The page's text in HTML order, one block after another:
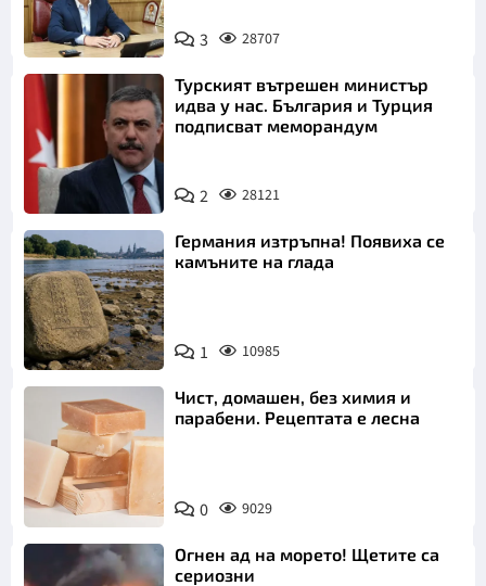
3 28707
Турският вътрешен министър
идва у нас. България и Турция
подписват меморандум
2 28121
Германия изтръпна! Появиха се
камъните на глада
1 10985
Чист, домашен, без химия и
парабени. Рецептата е лесна
0 9029
Огнен ад на морето! Щетите са
сериозни